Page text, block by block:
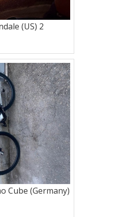
(US) 2
Cube (Germany)